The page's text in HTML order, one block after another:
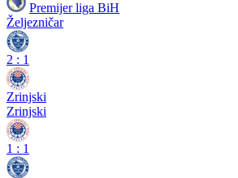
Premijer liga BiH
Željezničar
2 : 1
Zrinjski
Zrinjski
1 : 1